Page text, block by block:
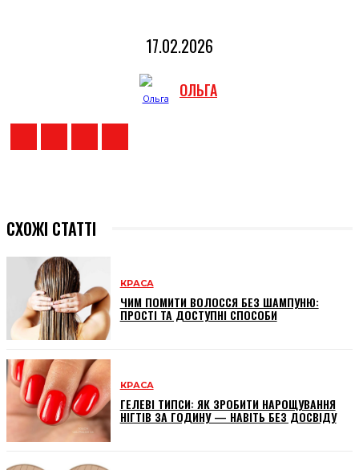
17.02.2026
ОЛЬГА
СХОЖІ СТАТТІ
КРАСА
ЧИМ ПОМИТИ ВОЛОССЯ БЕЗ ШАМПУНЮ:
ПРОСТІ ТА ДОСТУПНІ СПОСОБИ
КРАСА
ГЕЛЕВІ ТИПСИ: ЯК ЗРОБИТИ НАРОЩУВАННЯ
НІГТІВ ЗА ГОДИНУ — НАВІТЬ БЕЗ ДОСВІДУ